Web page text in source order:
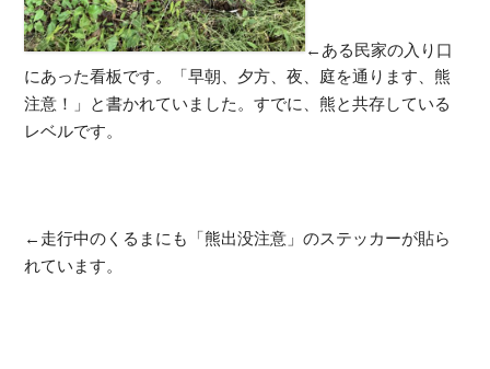
←ある民家の入り口
にあった看板です。「早朝、夕方、夜、庭を通ります、熊
注意！」と書かれていました。すでに、熊と共存している
レベルです。
←走行中のくるまにも「熊出没注意」のステッカーが貼ら
れています。